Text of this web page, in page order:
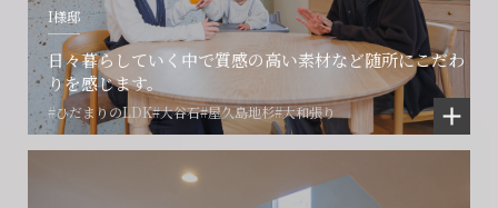
I様邸
日々暮らしていく中で質感の高い素材など随所にこだわ
りを感じます。
#ひだまりのLDK#大谷石#屋久島地杉#大和張り